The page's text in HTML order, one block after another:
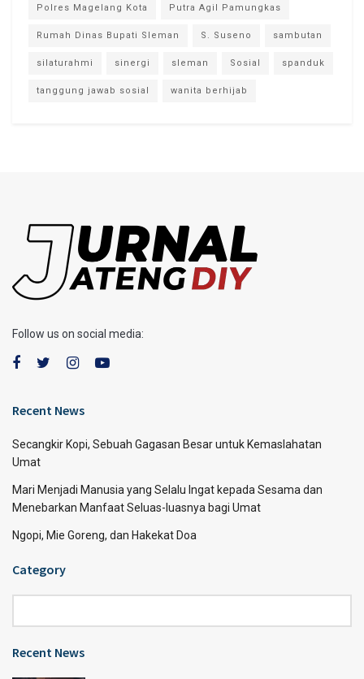
Polres Magelang Kota Putra Agil Pamungkas
Rumah Dinas Bupati Sleman S. Suseno sambutan
silaturahmi sinergi sleman Sosial spanduk
tanggung jawab sosial wanita berhijab
Follow us on social media:
Recent News
Secangkir Kopi, Sebuah Gagasan Besar untuk Kemaslahatan
Umat
Mari Menjadi Manusia yang Selalu Ingat kepada Sesama dan
Menebarkan Manfaat Seluas-luasnya bagi Umat
Ngopi, Mie Goreng, dan Hakekat Doa
Category
Recent News